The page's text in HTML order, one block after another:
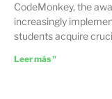
CodeMonkey, the
increasingly
students acquire
Leer más "